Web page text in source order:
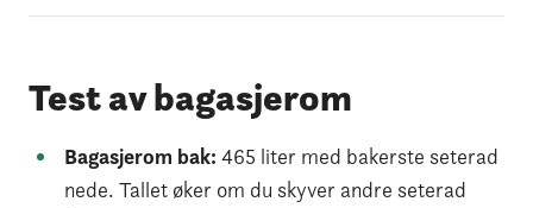
Test av bagasjerom
Bagasjerom bak: 465 liter med bakerste seterad
nede. Tallet øker om du skyver andre seterad